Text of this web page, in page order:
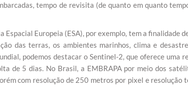
tempo de revisita (de quanto em quanto
Espacial Europeia (ESA), por exemplo, tem a finalidade
das terras, os ambientes marinhos, clima e
podemos destacar o Sentinel-2, que oferece uma
de 5 dias. No Brasil, a EMBRAPA por meio dos
com resolução de 250 metros por pixel e resolução